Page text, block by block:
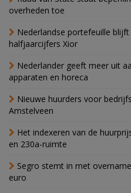
overheden toe
Nederlandse portefeuille
halfjaarcijfers Xior
Nederlander geeft meer uit
apparaten en horeca
Nieuwe huurders voor
Amstelveen
Het indexeren van de
en 230a-ruimte
Segro stemt in met
euro